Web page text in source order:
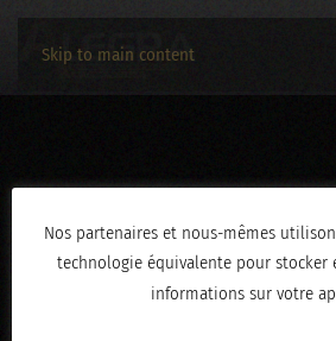
Skip to main content
3C2A1318
ÉCRIT LEAVRIL 30, 2026 .
Nos partenaires et nous-mêmes
technologie équivalente pour stocker
informations sur votre